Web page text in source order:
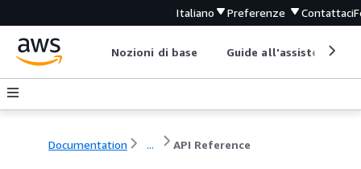
Italiano Preferenze Contattaci
Nozioni di base Guide all'assistenza
Documentation ... API Reference